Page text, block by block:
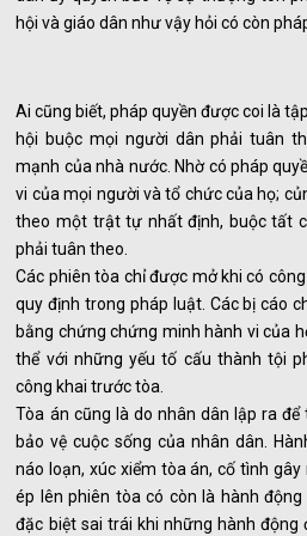
hội và giáo dân như vậy hỏi có còn
Ai cũng biết, pháp quyền được coi là
hội buộc mọi người dân phải tuân
mạnh của nhà nước. Nhờ có pháp
vi của mọi người và tổ chức của họ;
theo một trật tự nhất định, buộc tất
phải tuân theo.
Các phiên tòa chỉ được mở khi có
quy định trong pháp luật. Các bị cáo
bằng chứng chứng minh hành vi của
thể với những yếu tố cấu thành tội
công khai trước tòa.
Tòa án cũng là do nhân dân lập ra
bảo vệ cuộc sống của nhân dân.
náo loạn, xúc xiểm tòa án, cố tình
ép lên phiên tòa có còn là hành
đặc biệt sai trái khi những hành